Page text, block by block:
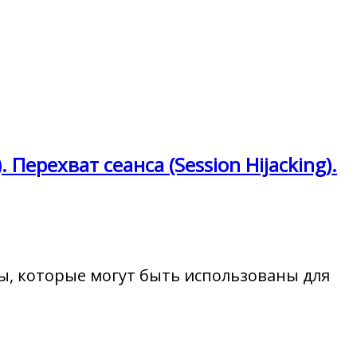
сеанса (Session Hijacking).
которые могут быть использованы для